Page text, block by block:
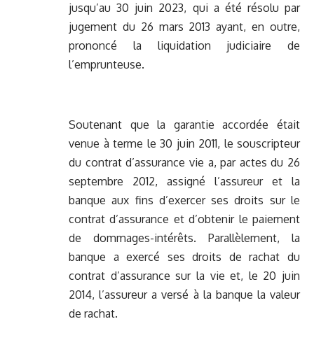
jusqu’au 30 juin 2023, qui a été résolu par
jugement du 26 mars 2013 ayant, en outre,
prononcé la liquidation judiciaire de
l’emprunteuse.
Soutenant que la garantie accordée était
venue à terme le 30 juin 2011, le souscripteur
du contrat d’assurance vie a, par actes du 26
septembre 2012, assigné l’assureur et la
banque aux fins d’exercer ses droits sur le
contrat d’assurance et d’obtenir le paiement
de dommages-intérêts. Parallèlement, la
banque a exercé ses droits de rachat du
contrat d’assurance sur la vie et, le 20 juin
2014, l’assureur a versé à la banque la valeur
de rachat.